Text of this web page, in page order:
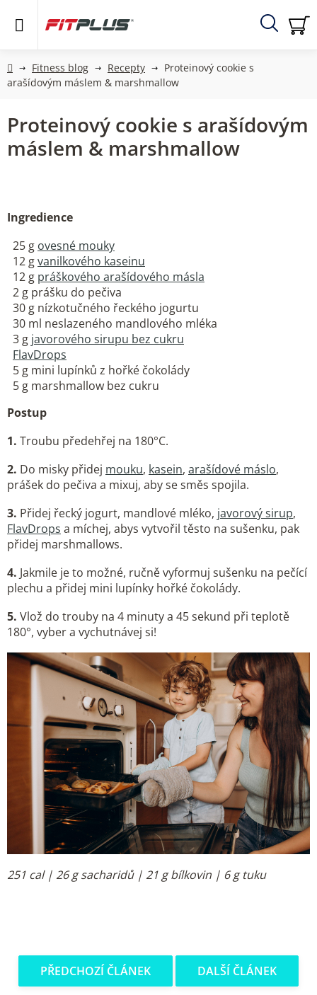
Hledat
DomůFitness blog Recepty
Proteinový cookie s
arašídovým máslem & marshmallow
Proteinový cookie s arašídovým
máslem & marshmallow
Ingredience
25 g ovesné mouky
12 gvanilkového kaseinu
12 g práškového arašídového másla
2 g prášku do pečiva
30 g nízkotučného řeckého jogurtu
30 ml neslazeného mandlového mléka
3 g javorového sirupu bez cukru
FlavDrops
5 g mini lupínků z hořké čokolády
5 g marshmallow bez cukru
Postup
1. Troubu předehřej na 180°C.
2. Do misky přidej mouku, kasein, arašídové máslo,
prášek do pečiva a mixuj, aby se směs spojila.
3. Přidej řecký jogurt, mandlové mléko, javorový sirup,
FlavDrops a míchej, abys vytvořil těsto na sušenku, pak
přidej marshmallows.
4. Jakmile je to možné, ručně vyformuj sušenku na pečící
plechu a přidej mini lupínky hořké čokolády.
5. Vlož do trouby na 4 minuty a 45 sekund při teplotě
180°, vyber a vychutnávej si!
251 cal | 26 g sacharidů | 21 g bílkovin | 6 g tuku
PŘEDCHOZÍ ČLÁNEK DALŠÍ ČLÁNEK